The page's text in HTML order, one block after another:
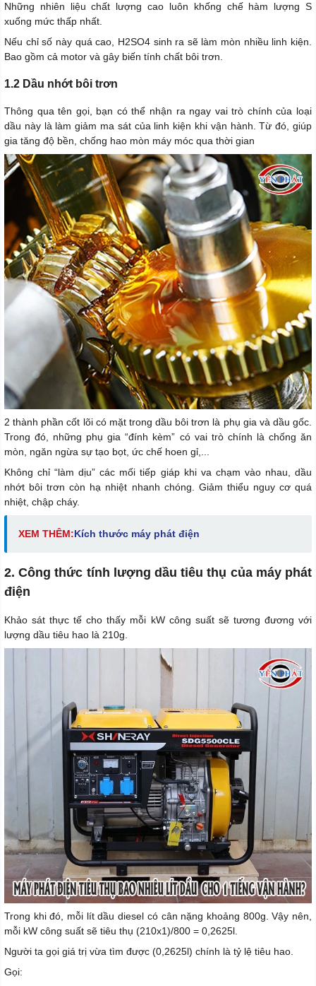
Những nhiên liệu chất lượng cao luôn khống chế hàm lượng S
xuống mức thấp nhất.
Nếu chỉ số này quá cao, H2SO4 sinh ra sẽ làm mòn nhiều linh kiện.
Bao gồm cả motor và gây biến tính chất bôi trơn.
1.2 Dầu nhớt bôi trơn
Thông qua tên gọi, bạn có thể nhận ra ngay vai trò chính của loại
dầu này là làm giảm ma sát của linh kiện khi vận hành. Từ đó, giúp
gia tăng độ bền, chống hao mòn máy móc qua thời gian
2 thành phần cốt lõi có mặt trong dầu bôi trơn là phụ gia và dầu gốc.
Trong đó, những phụ gia “đính kèm” có vai trò chính là chống ăn
mòn, ngăn ngừa sự tạo bọt, ức chế hoen gỉ,...
Không chỉ “làm dịu” các mối tiếp giáp khi va chạm vào nhau, dầu
nhớt bôi trơn còn hạ nhiệt nhanh chóng. Giảm thiểu nguy cơ quá
nhiệt, chập cháy.
XEM THÊM:Kích thước máy phát điện
2. Công thức tính lượng dầu tiêu thụ của máy phát
điện
Khảo sát thực tế cho thấy mỗi kW công suất sẽ tương đương với
lượng dầu tiêu hao là 210g.
Trong khi đó, mỗi lít dầu diesel có cân nặng khoảng 800g. Vậy nên,
mỗi kW công suất sẽ tiêu thụ (210x1)/800 = 0,2625l.
Người ta gọi giá trị vừa tìm được (0,2625l) chính là tỷ lệ tiêu hao.
Gọi: